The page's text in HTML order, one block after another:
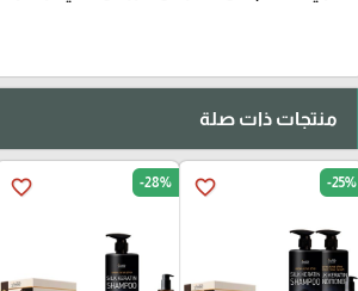
منتجات ذات صلة
favorite_border -25%
favorite_border -28%